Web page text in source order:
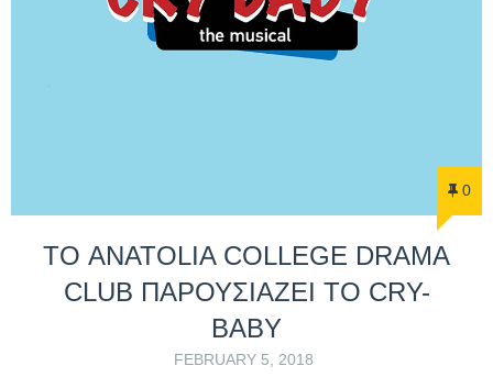
0
ΤΟ ANATOLIA COLLEGE DRAMA
CLUB ΠΑΡΟΥΣΙΑΖΕΙ ΤΟ CRY-
BABY
FEBRUARY 5, 2018